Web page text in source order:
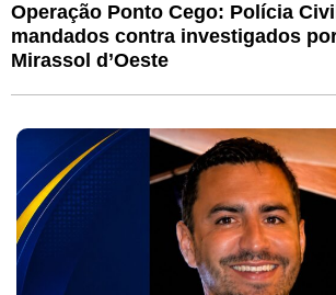
Operação Ponto Cego: Polícia
mandados contra investigados
Mirassol d’Oeste